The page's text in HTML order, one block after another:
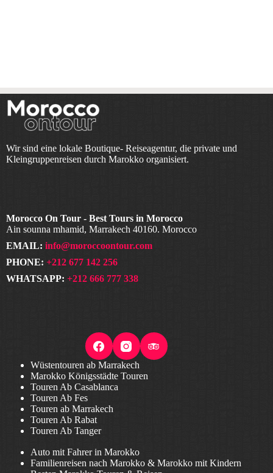
Wir sind eine lokale Boutique- Reiseagentur, die private und
Kleingruppenreisen durch Marokko organisiert.
Morocco On Tour - Best Tours in Morocco
Ain sounna mhamid, Marrakech 40160. Morocco
EMAIL: info@moroccoontour.com
PHONE: +212 677 142 256
WHATSAPP: +212 666 777 338
Wüstentouren ab Marrakech
Marokko Königsstädte Touren
Touren Ab Casablanca
Touren Ab Fes
Touren ab Marrakech
Touren Ab Rabat
Touren Ab Tanger
Auto mit Fahrer in Marokko
Familienreisen nach Marokko & Marokko mit Kindern